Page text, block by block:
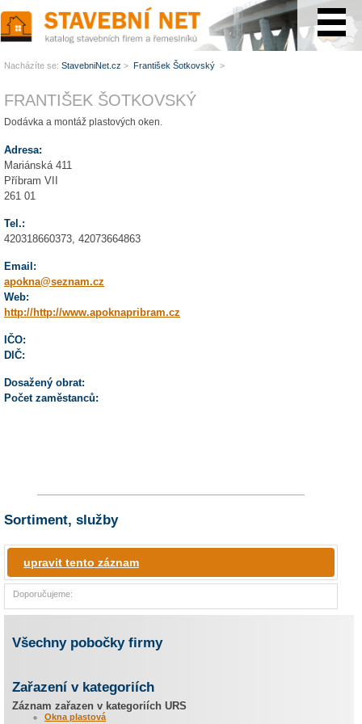
FRANTIŠEK ŠOTKOVSKÝ
Dodávka a montáž plastových oken.
Adresa:
Mariánská 411
Příbram VII
261 01
Tel.:
420318660373, 42073664863
Email:
apokna@seznam.cz
Web:
http://http://www.apoknapribram.cz
IČO:
DIČ:
Dosažený obrat:
Počet zaměstanců:
Sortiment, služby
upravit tento záznam
Doporučujeme:
Všechny pobočky firmy
Zařazení v kategoriích
Záznam zařazen v kategoriích URS
Okna plastová
Nacházíte se: StavebniNet.cz > František Šotkovský >